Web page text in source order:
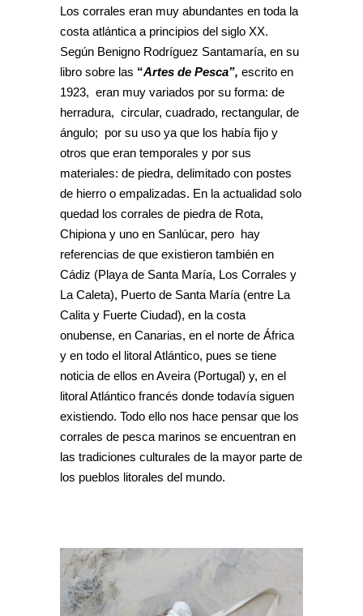
Los corrales eran muy abundantes en toda la
costa atlántica a principios del siglo XX.
Según Benigno Rodríguez Santamaría, en su
libro sobre las “Artes de Pesca”, escrito en
1923, eran muy variados por su forma: de
herradura, circular, cuadrado, rectangular, de
ángulo; por su uso ya que los había fijo y
otros que eran temporales y por sus
materiales: de piedra, delimitado con postes
de hierro o empalizadas. En la actualidad solo
quedad los corrales de piedra de Rota,
Chipiona y uno en Sanlúcar, pero hay
referencias de que existieron también en
Cádiz (Playa de Santa María, Los Corrales y
La Caleta), Puerto de Santa María (entre La
Calita y Fuerte Ciudad), en la costa
onubense, en Canarias, en el norte de África
y en todo el litoral Atlántico, pues se tiene
noticia de ellos en Aveira (Portugal) y, en el
litoral Atlántico francés donde todavía siguen
existiendo. Todo ello nos hace pensar que los
corrales de pesca marinos se encuentran en
las tradiciones culturales de la mayor parte de
los pueblos litorales del mundo.